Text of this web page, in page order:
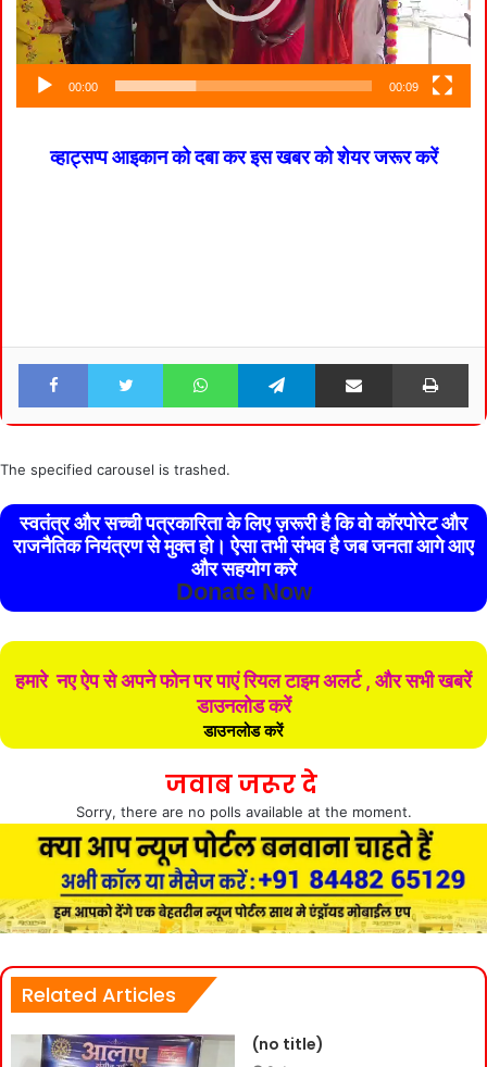
00:00 00:09
व्हाट्सप्प आइकान को दबा कर इस खबर को शेयर जरूर करें
Facebook Twitter WhatsApp Telegram Share via Email
The specified carousel is trashed.
स्वतंत्र और सच्ची पत्रकारिता के लिए ज़रूरी है कि वो कॉरपोरेट और
राजनैतिक नियंत्रण से मुक्त हो। ऐसा तभी संभव है जब जनता आगे आए
और सहयोग करे
Donate Now
हमारे नए ऐप से अपने फोन पर पाएं रियल टाइम अलर्ट , और सभी खबरें
डाउनलोड करें
डाउनलोड करें
जवाब जरूर दे
Sorry, there are no polls available at the moment.
Related Articles
(no title)